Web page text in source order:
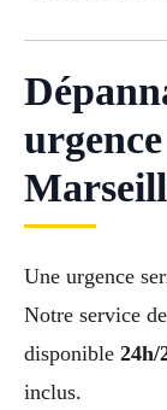
Une urgence
Notre service de
disponible 24h/
inclus.